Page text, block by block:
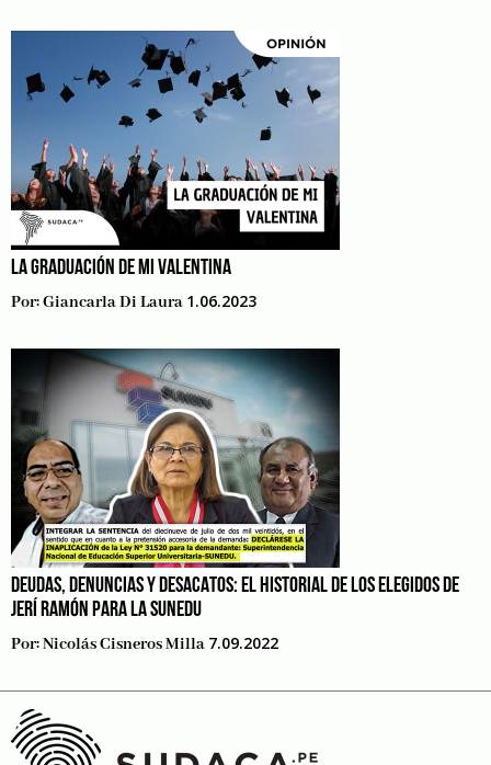
LA GRADUACIÓN DE MI VALENTINA
Por:Giancarla Di Laura 1.06.2023
DEUDAS, DENUNCIAS Y DESACATOS: EL HISTORIAL DE LOS ELEGIDOS DE
JERÍ RAMÓN PARA LA SUNEDU
Por:Nicolás Cisneros Milla 7.09.2022